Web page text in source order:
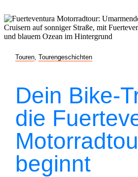
Touren Tourengeschichten
Dein Bike-
die
beginnt